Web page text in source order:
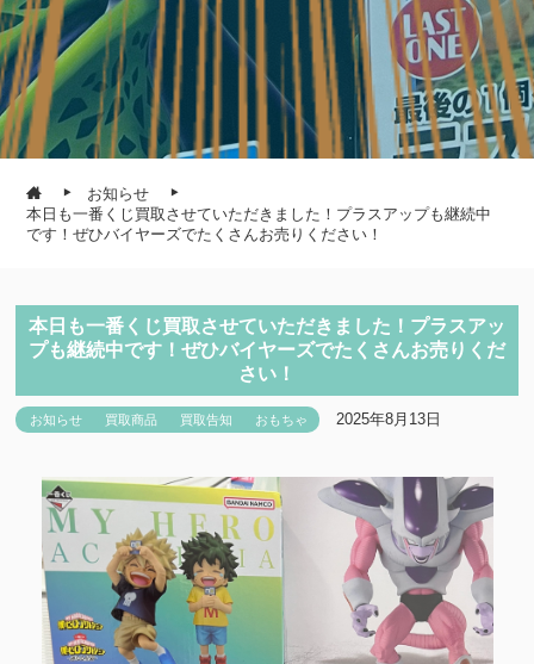
お知らせ
本日も一番くじ買取させていただきました！プラスアップも継続中
です！ぜひバイヤーズでたくさんお売りください！
本日も一番くじ買取させていただきました！プラスアッ
プも継続中です！ぜひバイヤーズでたくさんお売りくだ
さい！
お知らせ 買取商品 買取告知 おもちゃ 2025年8月13日